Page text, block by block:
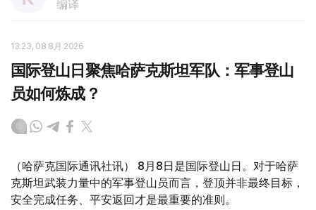
编译
13:23, 08 8月 2026
国际登山日聚焦哈萨克斯坦军队：军事登山
员如何炼成？
（哈萨克国际通讯社讯） 8月8日是国际登山日。对于哈萨
克斯坦武装力量中的军事登山员而言，登顶并非最终目标，
安全完成任务、平安返回才是最重要的准则。